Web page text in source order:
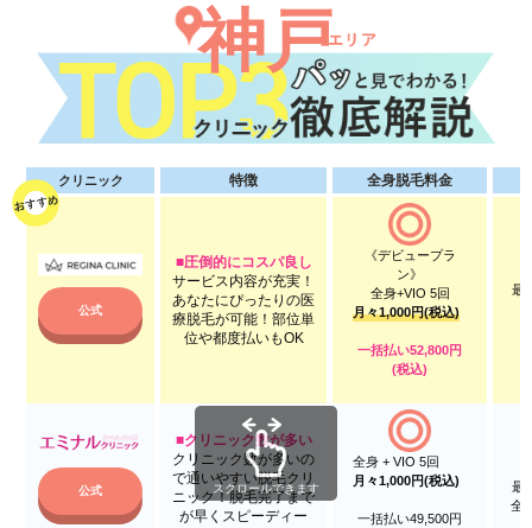
神戸
クリニック 特徴 全身脱毛料金
公式
■圧倒的にコスパ良し
サービス内容が充実！
あなたにぴったりの医
療脱毛が可能！部位単
位や都度払いもOK
《デビュープラ
ン》
全身+VIO 5回
月々1,000円(税込)
一括払い52,800円
(税込)
最
公式
■クリニック数が多い
クリニック数が多いの
で通いやすい脱毛クリ
ニック！脱毛完了まで
が早くスピーディー
全身 + VIO 5回
月々1,000円(税込)
一括払い49,500円
最
全